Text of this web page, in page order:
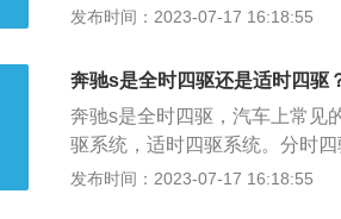
mm、1642mm，全系搭载2.0
机的最大马力为258匹，最大功
发布时间：2023-07-17 16:18:55
奔驰s是全时四驱还是适时四驱
奔驰s是全时四驱，汽车上常见
驱系统，适时四驱系统。分时
统是可以让驾驶员切换模式的
发布时间：2023-07-17 16:18:55